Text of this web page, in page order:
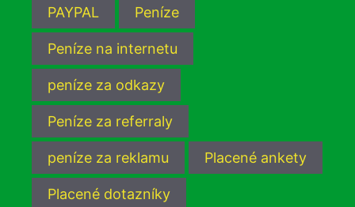
PAYPAL Peníze
Peníze na internetu
peníze za odkazy
Peníze za referraly
peníze za reklamu Placené ankety
Placené dotazníky